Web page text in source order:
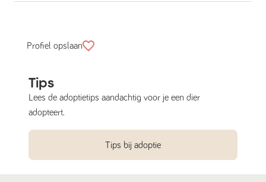
Profiel opslaan
Tips
Lees de adoptietips aandachtig voor je een dier
adopteert.
Tips bij adoptie